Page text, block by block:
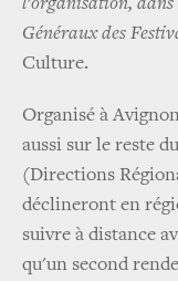
l’organisation, dans
Généraux des
Culture.
Organisé à
aussi sur le reste
(Directions
déclineront en
suivre à distance
qu'un second